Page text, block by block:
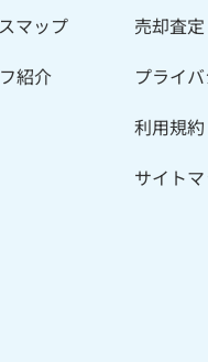
マップ
紹介
売却査定
プライ
利用規約
サイト